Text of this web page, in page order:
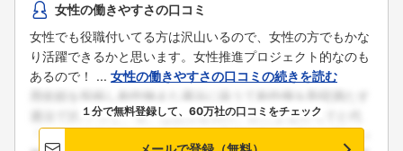
女性の働きやすさの口コミ
女性でも役職付いてる方は沢山いるので、女性の方でもかな
り活躍できるかと思います。女性推進プロジェクト的なのも
あるので！ ... 女性の働きやすさの口コミの続きを読む
１分で無料登録して、60万社の口コミをチェック